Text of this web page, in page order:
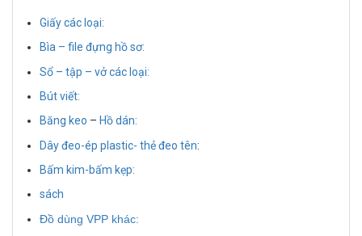
Giấy các loại:
Bìa – file đựng hồ sơ:
Sổ – tập – vở các loại:
Bút viết:
Băng keo – Hồ dán:
Dây đeo-ép plastic- thẻ đeo tên:
Bấm kim-bấm kẹp:
sách
Đồ dùng VPP khác: